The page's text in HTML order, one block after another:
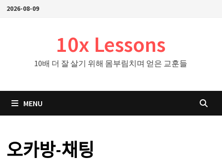
Skip2026-08-09
10x Lessons
10배 더 잘 살기 위해 몸부림치며 얻은 교훈들
MENU
오카방-채팅